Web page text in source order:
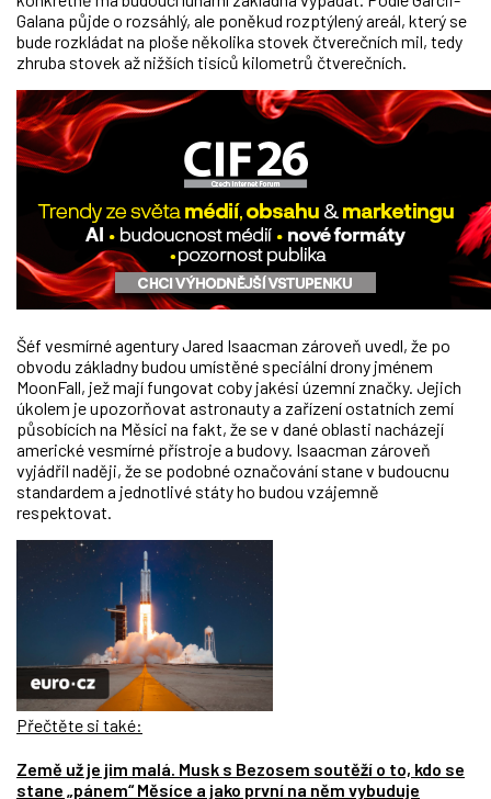
Galana půjde o rozsáhlý, ale poněkud rozptýlený areál, který se
bude rozkládat na ploše několika stovek čtverečních mil, tedy
zhruba stovek až nižších tisíců kilometrů čtverečních.
Šéf vesmírné agentury Jared Isaacman zároveň uvedl, že po
obvodu základny budou umístěné speciální drony jménem
MoonFall, jež mají fungovat coby jakési územní značky. Jejich
úkolem je upozorňovat astronauty a zařízení ostatních zemí
působících na Měsíci na fakt, že se v dané oblasti nacházejí
americké vesmírné přístroje a budovy. Isaacman zároveň
vyjádřil naději, že se podobné označování stane v budoucnu
standardem a jednotlivé státy ho budou vzájemně
respektovat.
Přečtěte si také:
Země už je jim malá. Musk s Bezosem soutěží o to, kdo se
stane „pánem“ Měsíce a jako první na něm vybuduje